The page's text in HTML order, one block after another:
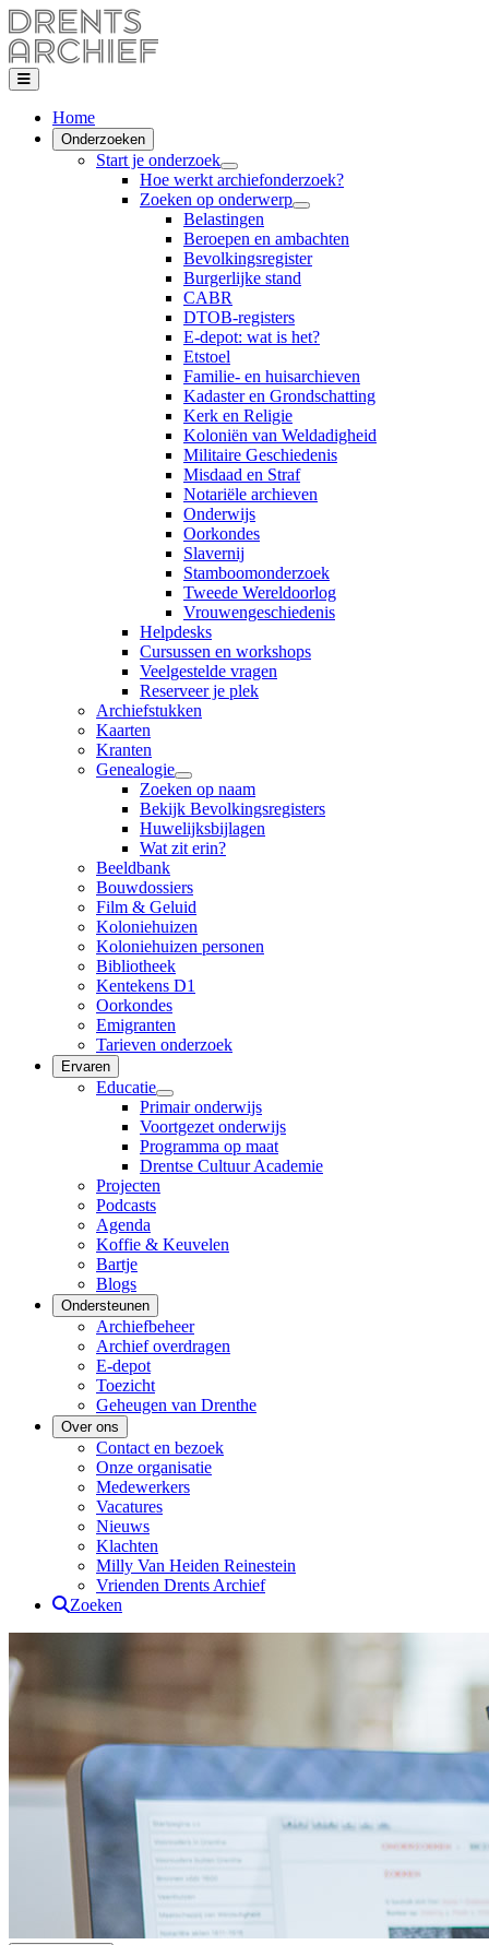
Home
Onderzoeken
Start je onderzoek
Hoe werkt archiefonderzoek?
Zoeken op onderwerp
Belastingen
Beroepen en ambachten
Bevolkingsregister
Burgerlijke stand
CABR
DTOB-registers
E-depot: wat is het?
Etstoel
Familie- en huisarchieven
Kadaster en Grondschatting
Kerk en Religie
Koloniën van Weldadigheid
Militaire Geschiedenis
Misdaad en Straf
Notariële archieven
Onderwijs
Oorkondes
Slavernij
Stamboomonderzoek
Tweede Wereldoorlog
Vrouwengeschiedenis
Helpdesks
Cursussen en workshops
Veelgestelde vragen
Reserveer je plek
Archiefstukken
Kaarten
Kranten
Genealogie
Zoeken op naam
Bekijk Bevolkingsregisters
Huwelijksbijlagen
Wat zit erin?
Beeldbank
Bouwdossiers
Film & Geluid
Koloniehuizen
Koloniehuizen personen
Bibliotheek
Kentekens D1
Oorkondes
Emigranten
Tarieven onderzoek
Ervaren
Educatie
Primair onderwijs
Voortgezet onderwijs
Programma op maat
Drentse Cultuur Academie
Projecten
Podcasts
Agenda
Koffie & Keuvelen
Bartje
Blogs
Ondersteunen
Archiefbeheer
Archief overdragen
E-depot
Toezicht
Geheugen van Drenthe
Over ons
Contact en bezoek
Onze organisatie
Medewerkers
Vacatures
Nieuws
Klachten
Milly Van Heiden Reinestein
Vrienden Drents Archief
Zoeken
Drents Archief